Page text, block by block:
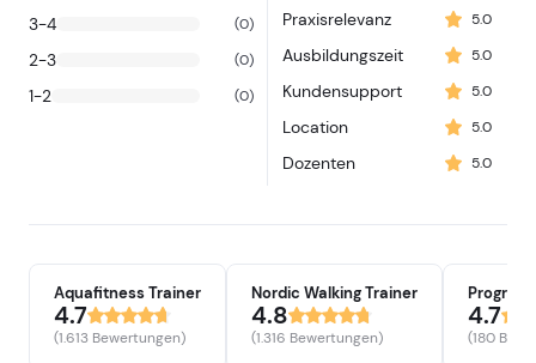
3-4 (0)
2-3 (0)
1-2 (0)
Praxisrelevanz 5.0
Ausbildungszeit 5.0
Kundensupport 5.0
Location 5.0
Dozenten 5.0
Aquafitness Trainer
4.7
(1.613 Bewertungen)
Nordic Walking Trainer
4.8
(1.316 Bewertungen)
4.7
(180